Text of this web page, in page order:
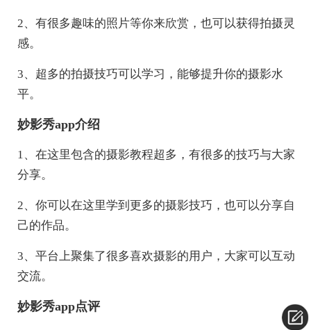
2、有很多趣味的照片等你来欣赏，也可以获得拍摄灵
感。
3、超多的拍摄技巧可以学习，能够提升你的摄影水
平。
妙影秀app介绍
1、在这里包含的摄影教程超多，有很多的技巧与大家
分享。
2、你可以在这里学到更多的摄影技巧，也可以分享自
己的作品。
3、平台上聚集了很多喜欢摄影的用户，大家可以互动
交流。
妙影秀app点评